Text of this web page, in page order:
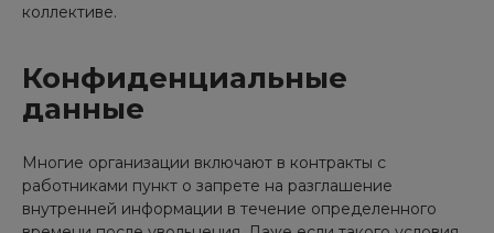
коллективе.
Конфиденциальные
данные
Многие организации включают в контракты с
работниками пункт о запрете на разглашение
внутренней информации в течение определенного